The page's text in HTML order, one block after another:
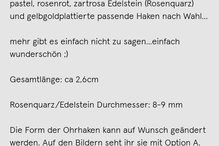
pastel, rosenrot, zartrosa Edelstein (Rosenquarz)
und gelbgoldplattierte passende Haken nach Wahl...
mehr gibt es einfach nicht zu sagen...einfach
wunderschön ;)
Gesamtlänge: ca 2,6cm
Rosenquarz/Edelstein Durchmesser: 8-9 mm
Die Form der Ohrhaken kann auf Wunsch geändert
werden. Auf den Bildern seht ihr sie mit Option A.